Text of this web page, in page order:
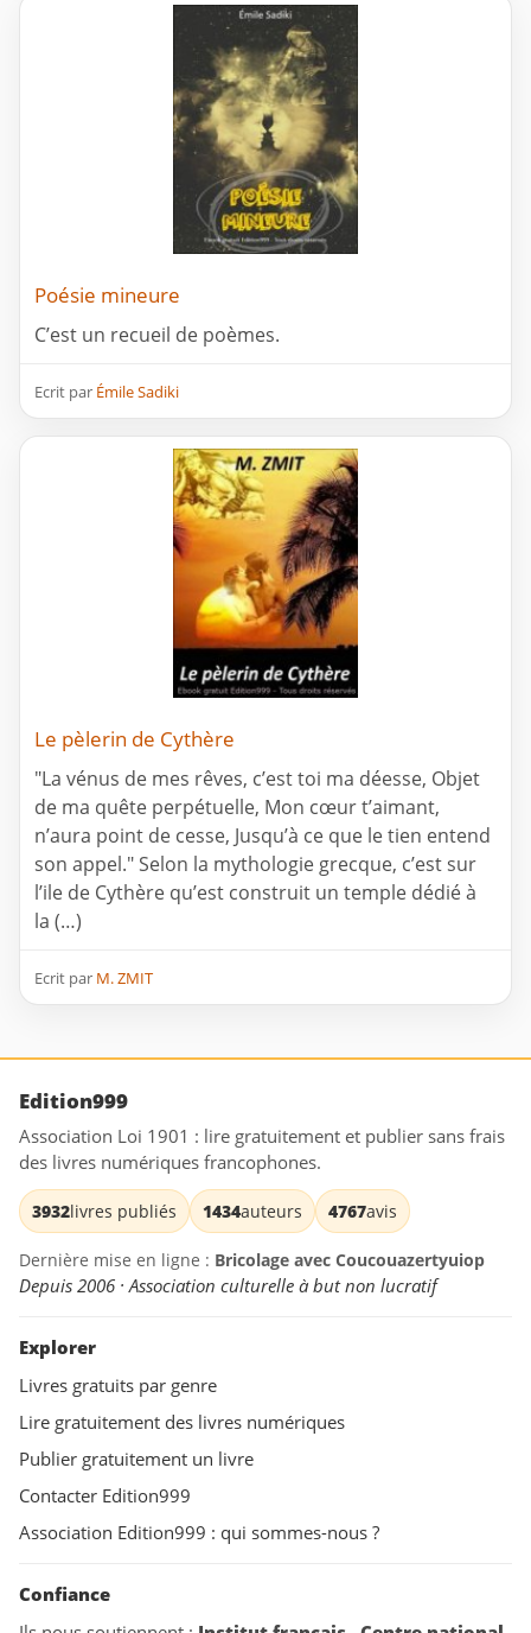
Poésie mineure
C’est un recueil de poèmes.
Ecrit par Émile Sadiki
Le pèlerin de Cythère
"La vénus de mes rêves, c’est toi ma déesse, Objet
de ma quête perpétuelle, Mon cœur t’aimant,
n’aura point de cesse, Jusqu’à ce que le tien entend
son appel." Selon la mythologie grecque, c’est sur
l’ile de Cythère qu’est construit un temple dédié à
la (…)
Ecrit par M. ZMIT
Edition999
Association Loi 1901 : lire gratuitement et publier sans frais
des livres numériques francophones.
3932livres publiés 1434auteurs 4767avis
Dernière mise en ligne : Bricolage avec Coucouazertyuiop
Depuis 2006 · Association culturelle à but non lucratif
Explorer
Livres gratuits par genre
Lire gratuitement des livres numériques
Publier gratuitement un livre
Contacter Edition999
Association Edition999 : qui sommes-nous ?
Confiance